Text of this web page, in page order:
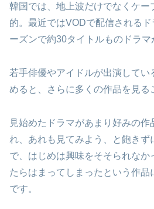
韓国では、地上波だけでなくケー
的。最近ではVODで配信される
ーズンで約30タイトルものドラマ
若手俳優やアイドルが出演してい
めると、さらに多くの作品を見る
見始めたドラマがあまり好みの作
れ、あれも見てみよう、と飽き
で、はじめは興味をそそられなか
たらはまってしまったという作
です。